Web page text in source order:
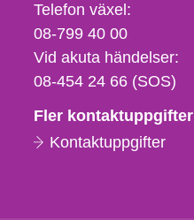
Telefon,
fax
och
e-
Telefon växel:
08-799 40 00
Vid akuta händelser:
08-454 24 66 (SOS)
Fler kontaktuppgifter
Kontaktuppgifter